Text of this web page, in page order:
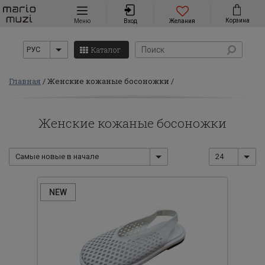
Навигация
Меню Вход Желания Корзина
РУС Каталог
Главная Женские кожаные босоножки
Женские кожаные босоножки
Самые новые в начале 24
NEW